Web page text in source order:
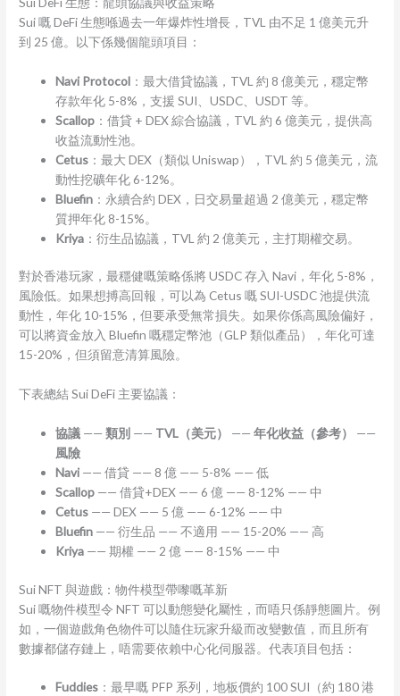
Sui 嘅 DeFi 生態喺過去一年爆炸性增長，TVL 由不足 1 億美元升
到 25 億。以下係幾個龍頭項目：
Navi Protocol ：最大借貸協議，TVL 約 8 億美元，穩定幣
存款年化 5-8%，支援 SUI、USDC、USDT 等。
Scallop ：借貸 + DEX 綜合協議，TVL 約 6 億美元，提供高
收益流動性池。
Cetus ：最大 DEX（類似 Uniswap），TVL 約 5 億美元，流
動性挖礦年化 6-12%。
Bluefin ：永續合約 DEX，日交易量超過 2 億美元，穩定幣
質押年化 8-15%。
Kriya ：衍生品協議，TVL 約 2 億美元，主打期權交易。
對於香港玩家，最穩健嘅策略係將 USDC 存入 Navi，年化 5-8%，
風險低。如果想搏高回報，可以為 Cetus 嘅 SUI-USDC 池提供流
動性，年化 10-15%，但要承受無常損失。如果你係高風險偏好，
可以將資金放入 Bluefin 嘅穩定幣池（GLP 類似產品），年化可達
15-20%，但須留意清算風險。
下表總結 Sui DeFi 主要協議：
協議 ——類別 —— TVL（美元） ——年化收益（參考）
——
風險
Navi —— 借貸 —— 8 億 —— 5-8% —— 低
Scallop —— 借貸+DEX —— 6 億 —— 8-12% —— 中
Cetus —— DEX —— 5 億 —— 6-12% —— 中
Bluefin —— 衍生品 —— 不適用 —— 15-20% —— 高
Kriya —— 期權 —— 2 億 —— 8-15% —— 中
Sui NFT 與遊戲：物件模型帶嚟嘅革新
Sui 嘅物件模型令 NFT 可以動態變化屬性，而唔只係靜態圖片。例
如，一個遊戲角色物件可以隨住玩家升級而改變數值，而且所有
數據都儲存鏈上，唔需要依賴中心化伺服器。代表項目包括：
Fuddies ：最早嘅 PFP 系列，地板價約 100 SUI（約 180 港